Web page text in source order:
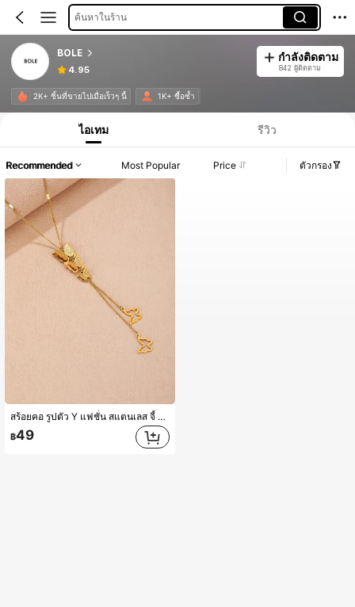
ค้นหาในร้าน
BOLE
4.95
กำลังติดตาม
842 ผู้ติดตาม
2K+ ชิ้นที่ขายไปเมื่อเร็วๆ นี้ 1K+ ซื้อซ้ำ
ไอเทม รีวิว
Recommended Most Popular Price ตัวกรอง
สร้อยคอ รูปตัว Y แฟชั่น สแตนเลส จี้ ผีเสื้อ สำหรับ ผู้หญิง สำหรับ ของขวัญ 1 ชิ้น
฿49